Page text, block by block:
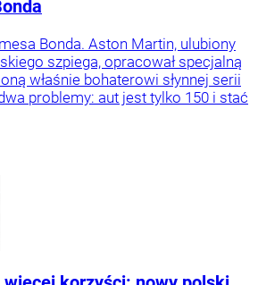
Bonda. Aston Martin, ulubiony
szpiega, opracował specjalną
właśnie bohaterowi słynnej serii
problemy: aut jest tylko 150 i stać